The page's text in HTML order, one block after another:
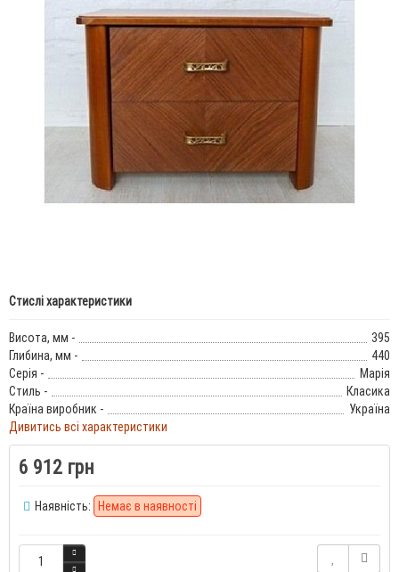
Стислі характеристики
Висота, мм -
395
Глибина, мм -
440
Серія -
Марія
Стиль -
Класика
Країна виробник -
Україна
Дивитись всі характеристики
6 912 грн
Наявність: Немає в наявності